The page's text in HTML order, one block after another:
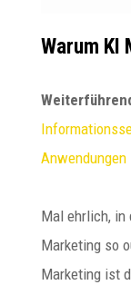
Warum KI
Mal ehrlich, in
Marketing so
Marketing ist